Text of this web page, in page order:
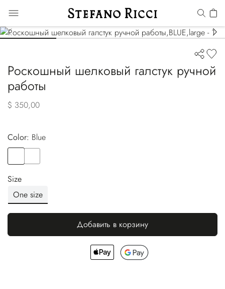
Роскошный шелковый галстук ручной
работы
$ 350,00
Color:
blue
Size
One size
Добавить в корзину